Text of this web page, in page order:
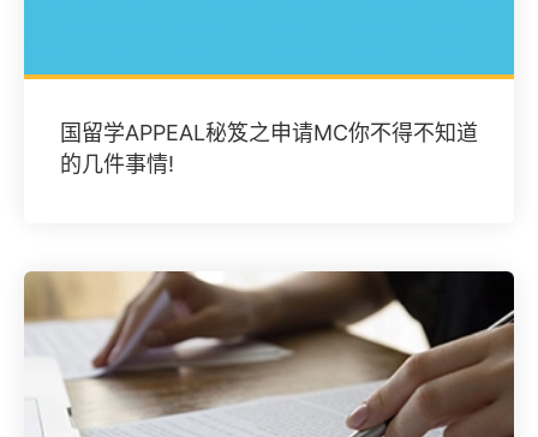
国留学APPEAL秘笈之申请MC你不得不知道
的几件事情!